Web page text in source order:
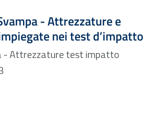
- Attrezzature e
nei test d’impatto
Formato PDF — Dimensione 5.13 MB
- Attrezzature test impatto
MB